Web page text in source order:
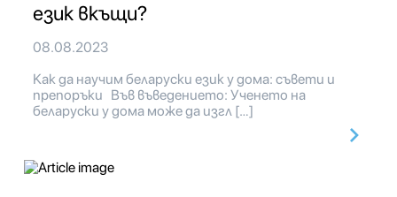
език вкъщи?
08.08.2023
Как да научим беларуски език у дома: съвети и
препоръки Във въведението: Ученето на
беларуски у дома може да изгл […]